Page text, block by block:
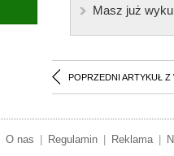
Masz już
POPRZEDNI ARTYKUŁ Z
O nas Regulamin Reklama